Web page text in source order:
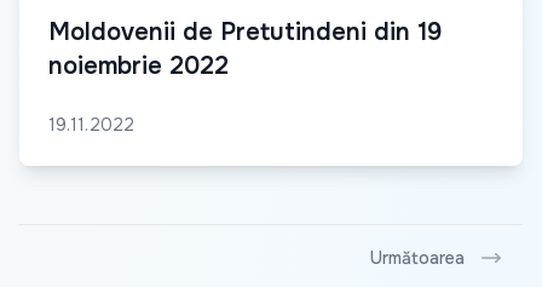
Moldovenii de Pretutindeni din 19
noiembrie 2022
19.11.2022
Următoarea